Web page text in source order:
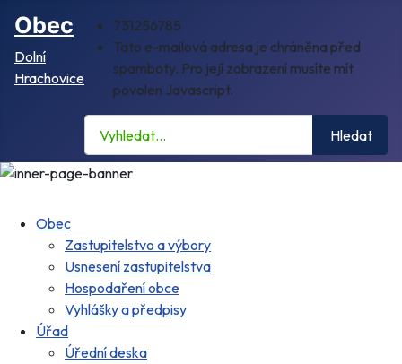
Obec
Dolní
Hrachovice
731256785
Tato e-mailová adresa je chráněna před
spamboty. Pro její zobrazení musíte mít
povolen Javascript.
Hledat
Obec
Zastupitelstvo a výbory
Usnesení zastupitelstva
Hospodaření obce
Vyhlášky a předpisy
Úřad
Úřední deska